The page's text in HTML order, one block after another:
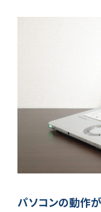
パソコンの動作